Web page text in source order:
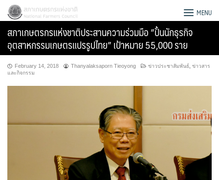
Skip
content
สภาเกษตรกรแห่งชาติ MENU
สภาเกษตรกรแห่งชาติประสานความร่วมมือ ”ปั้นนักธุรกิจ
อุตสาหกรรมเกษตรแปรรูปไทย” เป้าหมาย 55,000 ราย
February 14, 2018 Thanyalaksaporn Tieoyong ข่าวประชาสัมพันธ์ ข่าวสาร
และกิจกรรม